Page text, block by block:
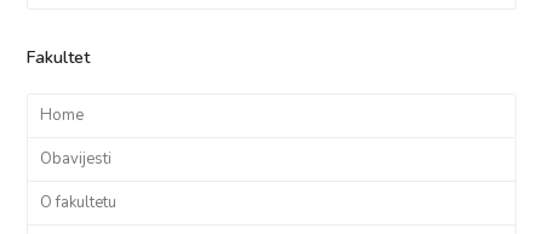
Fakultet
Home
Obavijesti
O fakultetu